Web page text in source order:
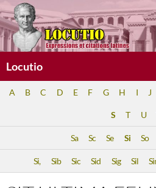
Aller
au
contenu
Locutio
A B C D E F G H I J
S T U
Sa Sc Se Si So
Si, Sib Sic Sid Sig Sil